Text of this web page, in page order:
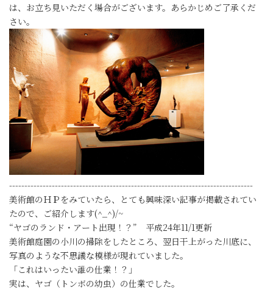
は、お立ち見いただく場合がございます。あらかじめご了承くだ
さい。
--------------------------------------------------------------------------------
美術館のＨＰをみていたら、とても興味深い記事が掲載されてい
たので、ご紹介します(^_^)/~
“ヤゴのランド・アート出現！？” 平成24年11/1更新
美術館庭園の小川の掃除をしたところ、翌日干上がった川底に、
写真のような不思議な模様が現れていました。
「これはいったい誰の仕業！？」
実は、ヤゴ（トンボの幼虫）の仕業でした。